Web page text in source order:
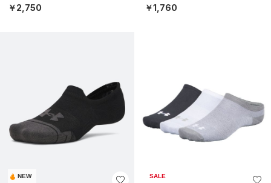
（トレーニング/UNISEX）
￥2,750
ト）（トレーニング/UNISEX）
￥1,760
NEW SALE